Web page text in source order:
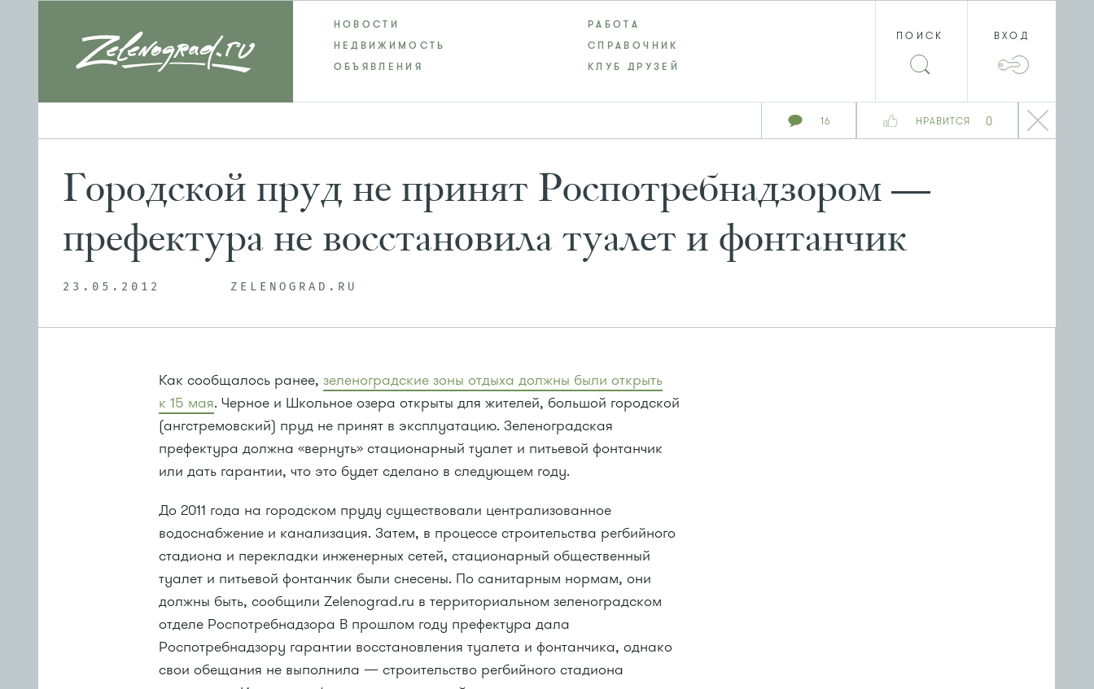
16 НРАВИТСЯ 0
НОВОСТИ
РАБОТА
НЕДВИЖИМОСТЬ
СПРАВОЧНИК
ОБЪЯВЛЕНИЯ
КЛУБ ДРУЗЕЙ
ПОИСК ВХОД
Городской пруд не принят Роспотребнадзором —
префектура не восстановила туалет и фонтанчик
23.05.2012 ZELENOGRAD.RU
Как сообщалось ранее,зеленоградские зоны отдыха должны были открыть
к 15 мая. Черное и Школьное озера открыты для жителей, большой городской
(ангстремовский) пруд не принят в эксплуатацию. Зеленоградская
префектура должна «вернуть» стационарный туалет и питьевой фонтанчик
или дать гарантии, что это будет сделано в следующем году.
До 2011 года на городском пруду существовали централизованное
водоснабжение и канализация. Затем, в процессе строительства регбийного
стадиона и перекладки инженерных сетей, стационарный общественный
туалет и питьевой фонтанчик были снесены. По санитарным нормам, они
должны быть, сообщили Zelenograd.ru в территориальном зеленоградском
отделе Роспотребнадзора В прошлом году префектура дала
Роспотребнадзору гарантии восстановления туалета и фонтанчика, однако
свои обещания не выполнила — строительство регбийного стадиона